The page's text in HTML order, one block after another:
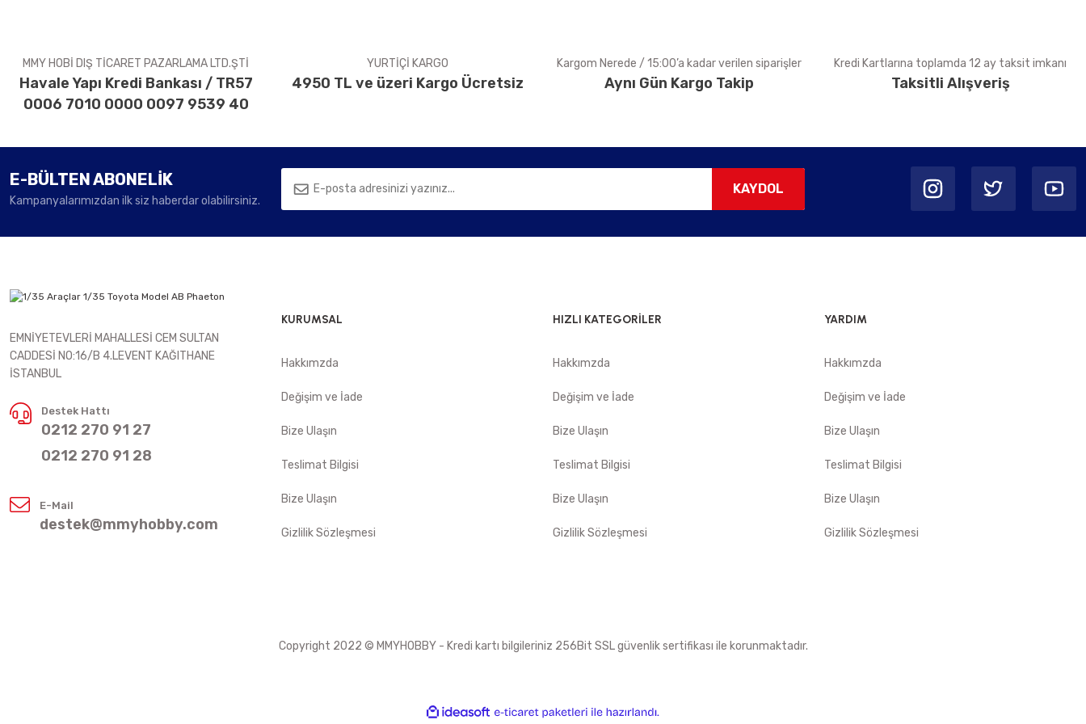
MMY HOBİ DIŞ TİCARET PAZARLAMA LTD.ŞTİ
Havale Yapı Kredi Bankası / TR57
0006 7010 0000 0097 9539 40
YURTİÇİ KARGO
4950 TL ve üzeri Kargo Ücretsiz
Kargom Nerede / 15:00’a kadar verilen siparişler
Aynı Gün Kargo Takip
Kredi Kartlarına toplamda 12 ay taksit imkanı
Taksitli Alışveriş
E-BÜLTEN ABONELİK
Kampanyalarımızdan ilk siz haberdar olabilirsiniz.
KAYDOL
EMNİYETEVLERİ MAHALLESİ CEM SULTAN
CADDESİ NO:16/B 4.LEVENT KAĞITHANE
İSTANBUL
Destek Hattı
0212 270 91 27
0212 270 91 28
E-Mail
destek@mmyhobby.com
KURUMSAL
Hakkımzda
Değişim ve İade
Bize Ulaşın
Teslimat Bilgisi
Bize Ulaşın
Gizlilik Sözleşmesi
HIZLI KATEGORİLER
Hakkımzda
Değişim ve İade
Bize Ulaşın
Teslimat Bilgisi
Bize Ulaşın
Gizlilik Sözleşmesi
YARDIM
Hakkımzda
Değişim ve İade
Bize Ulaşın
Teslimat Bilgisi
Bize Ulaşın
Gizlilik Sözleşmesi
Copyright 2022 © MMYHOBBY - Kredi kartı bilgileriniz 256Bit SSL güvenlik sertifikası ile korunmaktadır.
ideasoft
e-